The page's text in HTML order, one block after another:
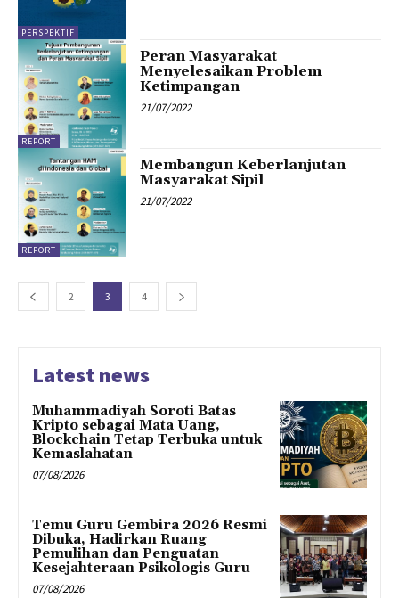
PERSPEKTIF
REPORT
Peran Masyarakat
Menyelesaikan Problem
Ketimpangan
21/07/2022
REPORT
Membangun Keberlanjutan
Masyarakat Sipil
21/07/2022
2 3 4
Latest news
Muhammadiyah Soroti Batas
Kripto sebagai Mata Uang,
Blockchain Tetap Terbuka untuk
Kemaslahatan
07/08/2026
Temu Guru Gembira 2026 Resmi
Dibuka, Hadirkan Ruang
Pemulihan dan Penguatan
Kesejahteraan Psikologis Guru
07/08/2026